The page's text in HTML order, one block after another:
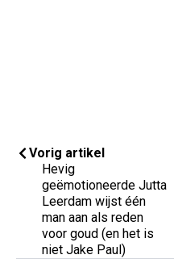
Vorig artikel
Hevig
geëmotioneerde Jutta
Leerdam wijst één
man aan als reden
voor goud (en het is
niet Jake Paul)